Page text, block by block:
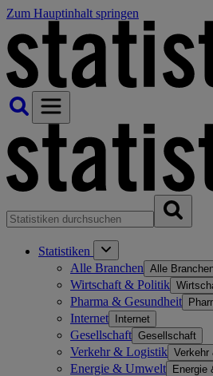
Zum Hauptinhalt springen
Statistiken
Alle Branchen Alle
Wirtschaft & Politik
Pharma & Gesundheit
Internet Internet
Gesellschaft Gesellschaft
Verkehr & Logistik Verkehr
Energie & Umwelt Energie